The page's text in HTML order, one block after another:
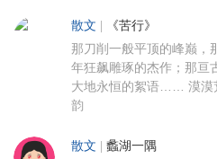
散文 《苦行》
那刀削一般平顶的峰巅，
年狂飙雕琢的杰作；那亘
大地永恒的絮语…… 漠漠
韵
散文 蠡湖一隅